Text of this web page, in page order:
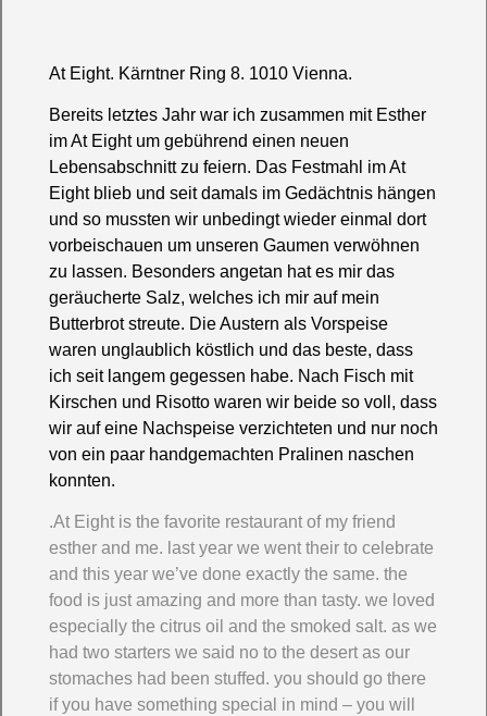
At Eight. Kärntner Ring 8. 1010 Vienna.
Bereits letztes Jahr war ich zusammen mit Esther
im At Eight um gebührend einen neuen
Lebensabschnitt zu feiern. Das Festmahl imAt
Eightblieb und seit damals im Gedächtnis hängen
und so mussten wir unbedingt wieder einmal dort
vorbeischauen um unseren Gaumen verwöhnen
zu lassen. Besonders angetan hat es mir das
geräucherte Salz, welches ich mir auf mein
Butterbrot streute. Die Austern als Vorspeise
waren unglaublich köstlich und das beste, dass
ich seit langem gegessen habe. Nach Fisch mit
Kirschen und Risotto waren wir beide so voll, dass
wir auf eine Nachspeise verzichteten und nur noch
von ein paar handgemachten Pralinen naschen
konnten.
.At Eight is the favorite restaurant of my friend
esther and me. last year we went their to celebrate
and this year we’ve done exactly the same. the
food is just amazing and more than tasty. we loved
especially the citrus oil and the smoked salt. as we
had two starters we said no to the desert as our
stomaches had been stuffed. you should go there
if you have something special in mind – you will